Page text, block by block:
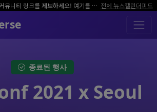
뉴스나 커뮤니티 링크를 제보하세요! 여기를 클릭해서 알려주세요. 전체 뉴스캘린더피드
종료된 행사
2021 x Seoul